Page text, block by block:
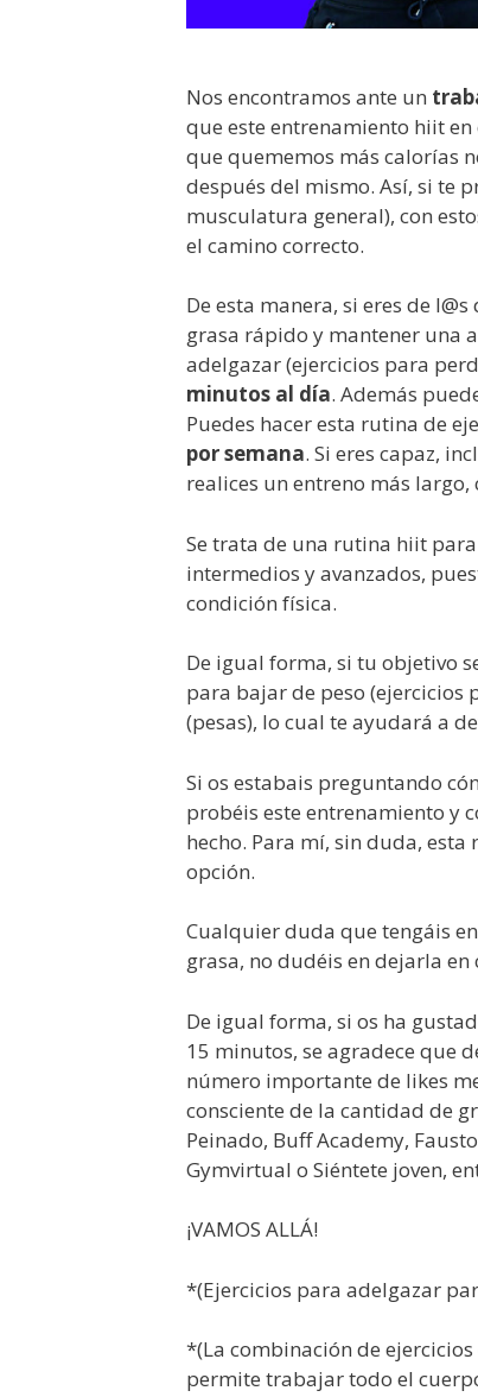
Nos encontramos ante un
que este entrenamiento hiit
que quememos más calorías
después del mismo. Así, si te
musculatura general), con
el camino correcto.
De esta manera, si eres de
grasa rápido y mantener una
adelgazar (ejercicios para
minutos al día. Además
Puedes hacer esta rutina de
por semana. Si eres capaz,
realices un entreno más
Se trata de una rutina hiit
intermedios y avanzados,
condición física.
De igual forma, si tu objetivo
para bajar de peso (ejercicios
(pesas), lo cual te ayudará a
Si os estabais preguntando
probéis este entrenamiento y
hecho. Para mí, sin duda,
opción.
Cualquier duda que tengáis
grasa, no dudéis en dejarla en
De igual forma, si os ha
15 minutos, se agradece que
número importante de likes
consciente de la cantidad de
Peinado, Buff Academy,
Gymvirtual o Siéntete joven,
¡VAMOS ALLÁ!
*(Ejercicios para adelgazar
*(La combinación de
permite trabajar todo el